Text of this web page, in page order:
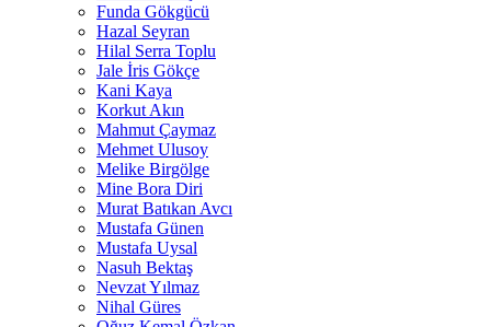
Funda Gökgücü
Hazal Seyran
Hilal Serra Toplu
Jale İris Gökçe
Kani Kaya
Korkut Akın
Mahmut Çaymaz
Mehmet Ulusoy
Melike Birgölge
Mine Bora Diri
Murat Batıkan Avcı
Mustafa Günen
Mustafa Uysal
Nasuh Bektaş
Nevzat Yılmaz
Nihal Güres